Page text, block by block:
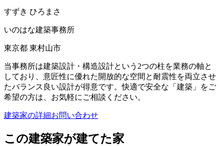
すずき ひろまさ
いのはな建築事務所
東京都 東村山市
当事務所は建築設計・構造設計という2つの柱を業務の軸と
しており、意匠性に優れた開放的な空間と耐震性を両立させ
たバランス良い設計が得意です。快適で安全な「建築」をご
希望の方は、お気軽にご相談ください。
建築家の詳細お問い合わせ
この建築家が建てた家